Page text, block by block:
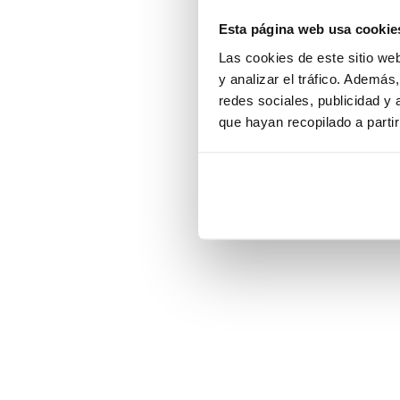
Esta página web usa
Las cookies de este sitio
y analizar el tráfico.
redes sociales, publicidad y
que hayan recopilado a
Application